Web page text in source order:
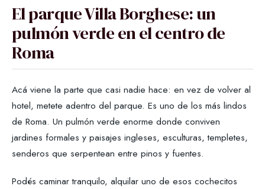
El parque Villa Borghese: un
pulmón verde en el centro de
Roma
Acá viene la parte que casi nadie hace: en vez de volver al
hotel, metete adentro del parque. Es uno de los más lindos
de Roma. Un pulmón verde enorme donde conviven
jardines formales y paisajes ingleses, esculturas, templetes,
senderos que serpentean entre pinos y fuentes.
Podés caminar tranquilo, alquilar uno de esos cochecitos